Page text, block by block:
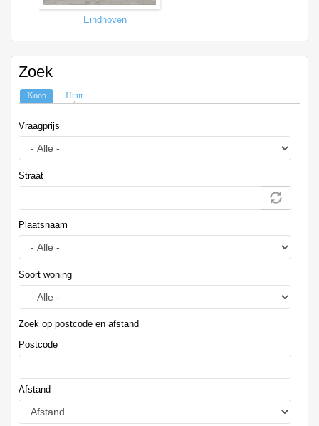
Eindhoven
Zoek
Koop (actieve tabblad)
Huur
Vraagprijs
Straat
Plaatsnaam
Soort woning
Zoek op postcode en afstand
Postcode
Afstand